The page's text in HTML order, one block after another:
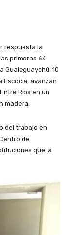
respuesta la
primeras 64
Gualeguaychú, 10
Escocia, avanzan
Ríos en un
madera.
del trabajo en
de
que la